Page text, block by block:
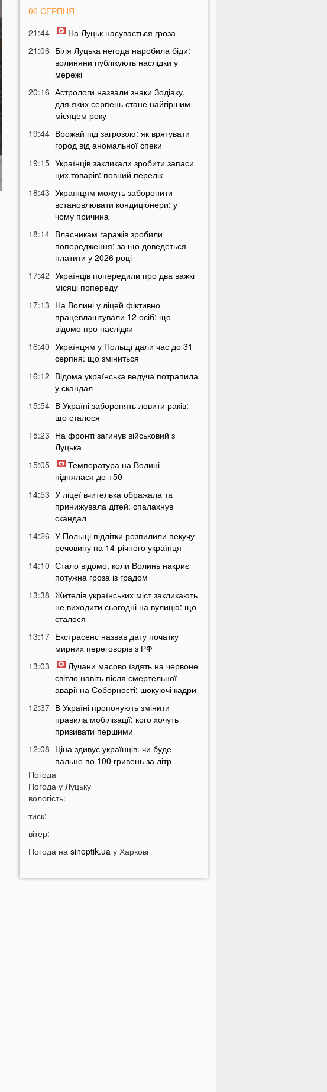
06 СЕРПНЯ
21:44
На Луцьк насувається гроза
21:06 Біля Луцька негода наробила біди:
волиняни публікують наслідки у
мережі
20:16 Астрологи назвали знаки Зодіаку,
для яких серпень стане найгіршим
місяцем року
19:44 Врожай під загрозою: як врятувати
город від аномальної спеки
19:15 Українців закликали зробити запаси
цих товарів: повний перелік
18:43 Українцям можуть заборонити
встановлювати кондиціонери: у
чому причина
18:14 Власникам гаражів зробили
попередження: за що доведеться
платити у 2026 році
17:42 Українців попередили про два важкі
місяці попереду
17:13 На Волині у ліцей фіктивно
працевлаштували 12 осіб: що
відомо про наслідки
16:40 Українцям у Польщі дали час до 31
серпня: що зміниться
16:12 Відома українська ведуча потрапила
у скандал
15:54 В Україні заборонять ловити раків:
що сталося
15:23 На фронті загинув військовий з
Луцька
15:05
Температура на Волині
піднялася до +50
14:53 У ліцеї вчителька ображала та
принижувала дітей: спалахнув
скандал
14:26 У Польщі підлітки розпилили пекучу
речовину на 14-річного українця
14:10 Стало відомо, коли Волинь накриє
потужна гроза із градом
13:38 Жителів українських міст закликають
не виходити сьогодні на вулицю: що
сталося
13:17 Екстрасенс назвав дату початку
мирних переговорів з РФ
13:03
Лучани масово їздять на червоне
світло навіть після смертельної
аварії на Соборності: шокуючі кадри
12:37 В Україні пропонують змінити
правила мобілізації: кого хочуть
призивати першими
12:08 Ціна здивує українців: чи буде
пальне по 100 гривень за літр
11:51 На заході України проводять
масштабні обшуки у ТЦК: що
сталося
11:36
Погода
Погода у Луцьку
вологість:
тиск:
вітер:
Погода на sinoptik.uaу Харкові